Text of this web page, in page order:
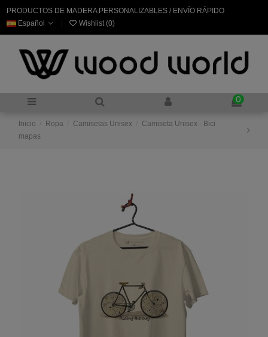
PRODUCTOS DE MADERA PERSONALIZABLES / ENVÍO RÁPIDO
Español
Wishlist (0)
0
Inicio Ropa Camisetas Unisex
Camiseta Unisex - Bici
mapas